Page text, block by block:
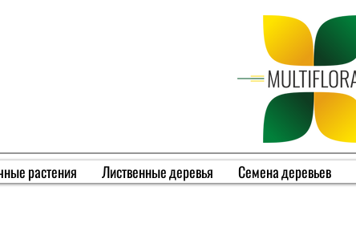
растения Лиственные деревья Семена деревьев